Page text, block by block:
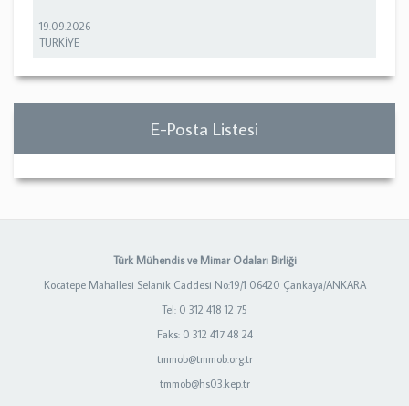
19.09.2026
TÜRKİYE
E-Posta Listesi
Türk Mühendis ve Mimar Odaları Birliği
Kocatepe Mahallesi Selanik Caddesi No:19/1 06420 Çankaya/ANKARA
Tel: 0 312 418 12 75
Faks: 0 312 417 48 24
tmmob@tmmob.org.tr
tmmob@hs03.kep.tr